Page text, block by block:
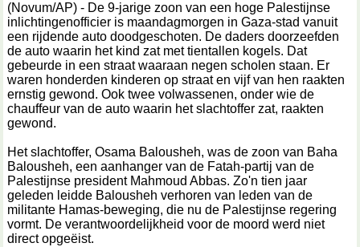
(Novum/AP) - De 9-jarige zoon van een hoge Palestijnse
inlichtingenofficier is maandagmorgen in Gaza-stad vanuit
een rijdende auto doodgeschoten. De daders doorzeefden
de auto waarin het kind zat met tientallen kogels. Dat
gebeurde in een straat waaraan negen scholen staan. Er
waren honderden kinderen op straat en vijf van hen raakten
ernstig gewond. Ook twee volwassenen, onder wie de
chauffeur van de auto waarin het slachtoffer zat, raakten
gewond.
Het slachtoffer, Osama Balousheh, was de zoon van Baha
Balousheh, een aanhanger van de Fatah-partij van de
Palestijnse president Mahmoud Abbas. Zo'n tien jaar
geleden leidde Balousheh verhoren van leden van de
militante Hamas-beweging, die nu de Palestijnse regering
vormt. De verantwoordelijkheid voor de moord werd niet
direct opgeëist.